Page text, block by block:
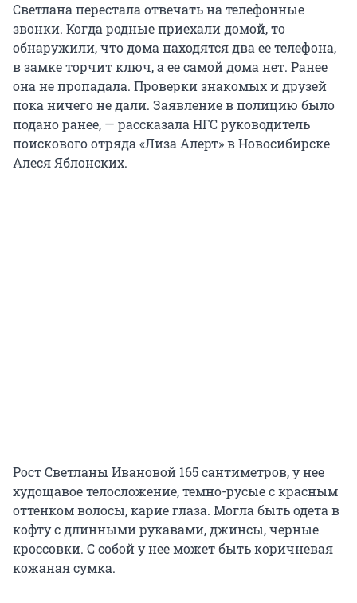
Светлана перестала отвечать на телефонные
звонки. Когда родные приехали домой, то
обнаружили, что дома находятся два ее телефона,
в замке торчит ключ, а ее самой дома нет. Ранее
она не пропадала. Проверки знакомых и друзей
пока ничего не дали. Заявление в полицию было
подано ранее, — рассказала НГС руководитель
поискового отряда «Лиза Алерт» в Новосибирске
Алеся Яблонских.
Рост Светланы Ивановой 165 сантиметров, у нее
худощавое телосложение, темно-русые с красным
оттенком волосы, карие глаза. Могла быть одета в
кофту с длинными рукавами, джинсы, черные
кроссовки. С собой у нее может быть коричневая
кожаная сумка.